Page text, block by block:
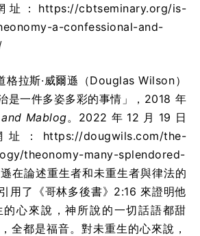
：https://cbtseminary.org/is-
a-confessional-and-
拉斯·威爾遜（Douglas Wilson）
是一件多姿多彩的事情」，2018 年
Mablog。2022 年 12 月 19 日
：https://dougwils.com/the-
theonomy-many-splendored-
在論述重生者和未重生者與律法的
用了《哥林多後書》2:16 來證明他
心來說，神所說的一切話語都甜
全都是福音。對未重生的心來說，